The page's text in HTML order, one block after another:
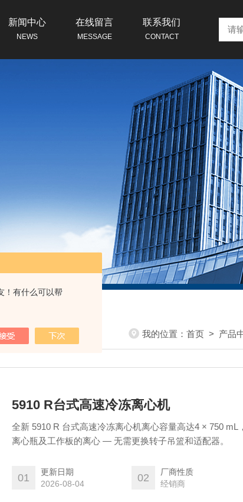
！有什么可以帮
新闻中心
NEWS
在线留言
MESSAGE
联系我们
CONTACT
我的位置： 首页 > 产品
5910 R台式高速冷冻离心机
全新 5910 R 台式高速冷冻离心机离心容量高达4 × 750 mL
离心瓶及工作板的离心 — 无需更换转子吊篮和适配器。
01
更新日期
2026-08-04
02
厂商性质
经销商